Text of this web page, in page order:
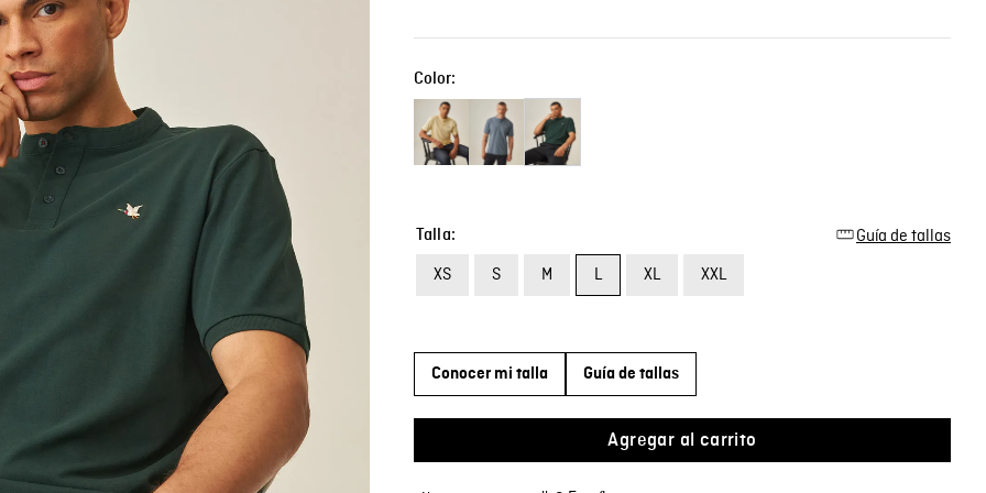
Color:
Guía de tallas
Talla
XS S M L XL XXL
Conocer mi talla Guía de tallas
Agregar al carrito